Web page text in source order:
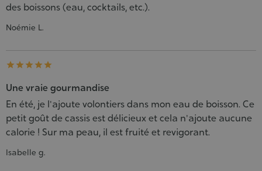
des boissons (eau, cocktails, etc.).
Noémie L.
    
Une vraie gourmandise
En été, je l'ajoute volontiers dans mon eau de boisson. Ce
petit goût de cassis est délicieux et cela n'ajoute aucune
calorie ! Sur ma peau, il est fruité et revigorant.
Isabelle g.